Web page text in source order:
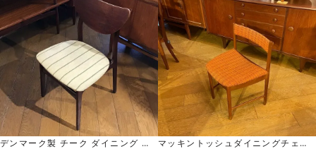
デンマーク製 チーク ダイニング チ
マッキントッシュダイニングチェア